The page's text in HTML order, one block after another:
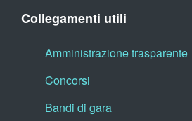
Collegamenti utili
Amministrazione trasparente
Concorsi
Bandi di gara